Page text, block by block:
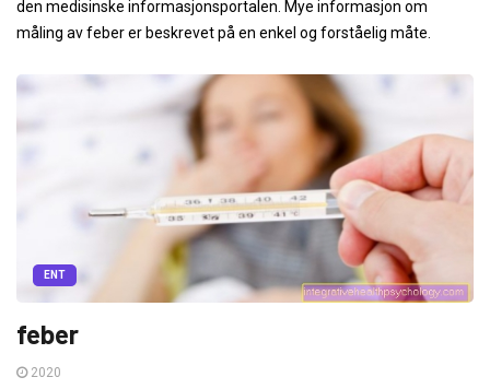
den medisinske informasjonsportalen. Mye informasjon om
måling av feber er beskrevet på en enkel og forståelig måte.
ENT
feber
2020